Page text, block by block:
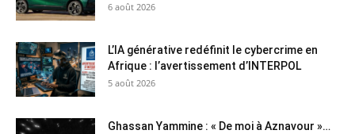
6 août 2026
L’IA générative redéfinit le cybercrime en
Afrique : l’avertissement d’INTERPOL
5 août 2026
Ghassan Yammine : « De moi à Aznavour »…